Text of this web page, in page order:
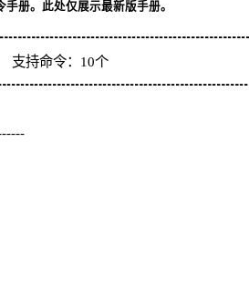
册。此处仅展示最新版手册。
册
持命令：10个